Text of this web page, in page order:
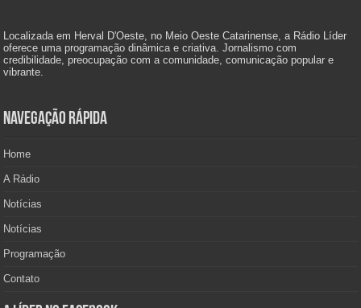
Localizada em Herval D'Oeste, no Meio Oeste Catarinense, a Rádio Líder
oferece uma programação dinâmica e criativa. Jornalismo com
credibilidade, preocupação com a comunidade, comunicação popular e
vibrante.
Navegação Rápida
Home
A Rádio
Notícias
Notícias
Programação
Contato